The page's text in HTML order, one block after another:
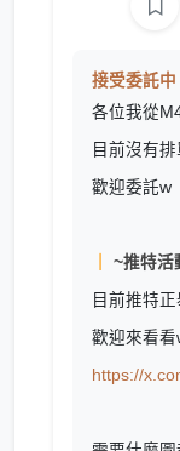
接受委託中
各位我從
目前沒有
歡迎委託w
~推特活
目前推特
歡迎來看看
https://